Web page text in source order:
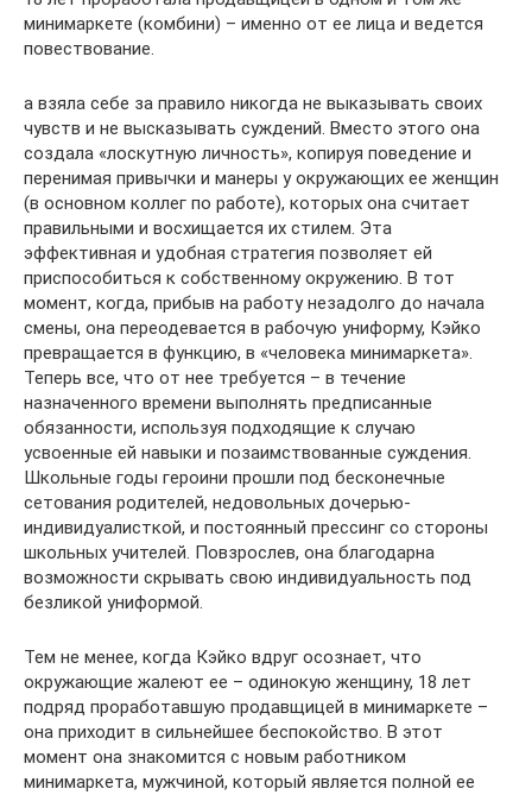
минимаркете (комбини) – именно от ее лица и ведется
повествование.
а взяла себе за правило никогда не выказывать своих
чувств и не высказывать суждений. Вместо этого она
создала «лоскутную личность», копируя поведение и
перенимая привычки и манеры у окружающих ее женщин
(в основном коллег по работе), которых она считает
правильными и восхищается их стилем. Эта
эффективная и удобная стратегия позволяет ей
приспособиться к собственному окружению. В тот
момент, когда, прибыв на работу незадолго до начала
смены, она переодевается в рабочую униформу, Кэйко
превращается в функцию, в «человека минимаркета».
Теперь все, что от нее требуется – в течение
назначенного времени выполнять предписанные
обязанности, используя подходящие к случаю
усвоенные ей навыки и позаимствованные суждения.
Школьные годы героини прошли под бесконечные
сетования родителей, недовольных дочерью-
индивидуалисткой, и постоянный прессинг со стороны
школьных учителей. Повзрослев, она благодарна
возможности скрывать свою индивидуальность под
безликой униформой.
Тем не менее, когда Кэйко вдруг осознает, что
окружающие жалеют ее – одинокую женщину, 18 лет
подряд проработавшую продавщицей в минимаркете –
она приходит в сильнейшее беспокойство. В этот
момент она знакомится с новым работником
минимаркета, мужчиной, который является полной ее